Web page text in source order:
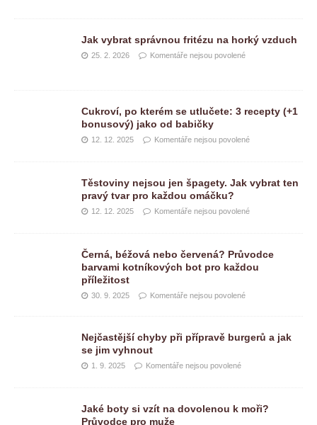
Jak vybrat správnou fritézu na horký vzduch
25. 2. 2026 Komentáře nejsou povolené
Cukroví, po kterém se utlučete: 3 recepty (+1
bonusový) jako od babičky
12. 12. 2025 Komentáře nejsou povolené
Těstoviny nejsou jen špagety. Jak vybrat ten
pravý tvar pro každou omáčku?
12. 12. 2025 Komentáře nejsou povolené
Černá, béžová nebo červená? Průvodce
barvami kotníkových bot pro každou
příležitost
30. 9. 2025 Komentáře nejsou povolené
Nejčastější chyby při přípravě burgerů a jak
se jim vyhnout
1. 9. 2025 Komentáře nejsou povolené
Jaké boty si vzít na dovolenou k moři?
Průvodce pro muže